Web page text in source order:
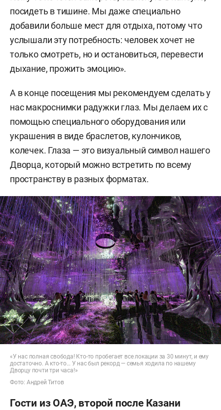
посидеть в тишине. Мы даже специально
добавили больше мест для отдыха, потому что
услышали эту потребность: человек хочет не
только смотреть, но и остановиться, перевести
дыхание, прожить эмоцию».
А в конце посещения мы рекомендуем сделать у
нас макроснимки радужки глаз. Мы делаем их с
помощью специального оборудования или
украшения в виде браслетов, кулончиков,
колечек. Глаза — это визуальный символ нашего
Дворца, который можно встретить по всему
пространству в разных форматах.
«У нас полная свобода! Кто-то пробегает все локации за 30 минут, и ему
достаточно. А кто-то… У нас был рекорд — семья ходила по нашему
Дворцу почти три часа!»
Фото: Андрей Титов
Гости из ОАЭ, второй после Казани